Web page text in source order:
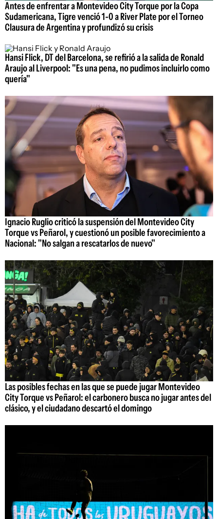
Antes de enfrentar a Montevideo City Torque por la Copa
Sudamericana, Tigre venció 1-0 a River Plate por el Torneo
Clausura de Argentina y profundizó su crisis
Hansi Flick, DT del Barcelona, se refirió a la salida de Ronald
Araujo al Liverpool: "Es una pena, no pudimos incluirlo como
quería"
Ignacio Ruglio criticó la suspensión del Montevideo City
Torque vs Peñarol, y cuestionó un posible favorecimiento a
Nacional: "No salgan a rescatarlos de nuevo"
Las posibles fechas en las que se puede jugar Montevideo
City Torque vs Peñarol: el carbonero busca no jugar antes del
clásico, y el ciudadano descartó el domingo